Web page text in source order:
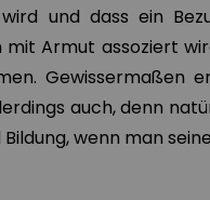
und dass ein
Armut assoziert
Gewissermaßen
auch, denn
wenn man